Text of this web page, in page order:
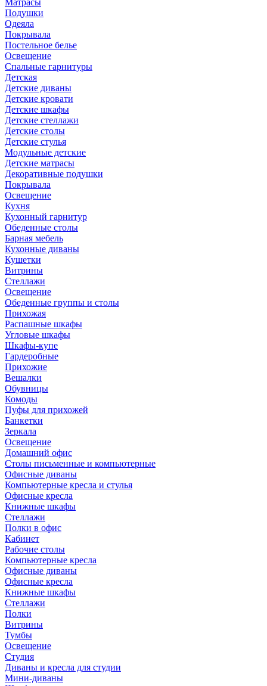
Матрасы
Подушки
Одеяла
Покрывала
Постельное белье
Освещение
Спальные гарнитуры
Детская
Детские диваны
Детские кровати
Детские шкафы
Детские стеллажи
Детские столы
Детские стулья
Модульные детские
Детские матрасы
Декоративные подушки
Покрывала
Освещение
Кухня
Кухонный гарнитур
Обеденные столы
Барная мебель
Кухонные диваны
Кушетки
Витрины
Стеллажи
Освещение
Обеденные группы и столы
Прихожая
Распашные шкафы
Угловые шкафы
Шкафы-купе
Гардеробные
Прихожие
Вешалки
Обувницы
Комоды
Пуфы для прихожей
Банкетки
Зеркала
Освещение
Домашний офис
Столы письменные и компьютерные
Офисные диваны
Компьютерные кресла и стулья
Офисные кресла
Книжные шкафы
Стеллажи
Полки в офис
Кабинет
Рабочие столы
Компьютерные кресла
Офисные диваны
Офисные кресла
Книжные шкафы
Стеллажи
Полки
Витрины
Тумбы
Освещение
Студия
Диваны и кресла для студии
Мини-диваны